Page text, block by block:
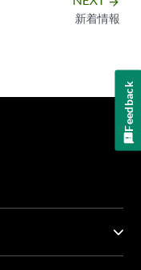
新着情報
Feedback